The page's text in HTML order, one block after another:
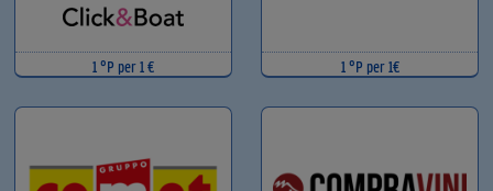
1 °P per 1 € 1 °P per 1€